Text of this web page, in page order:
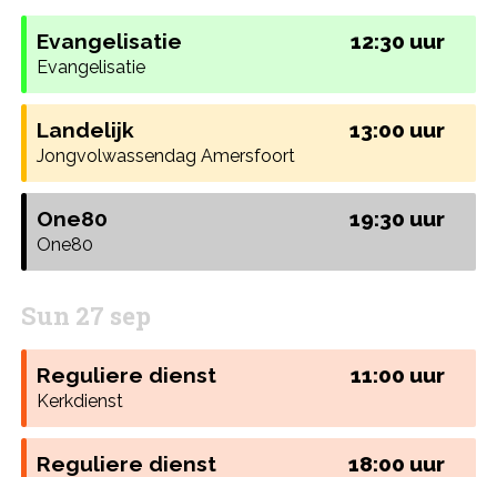
Evangelisatie 12:30 uur
Evangelisatie
Landelijk 13:00 uur
Jongvolwassendag Amersfoort
One80 19:30 uur
One80
Sun 27 sep
Reguliere dienst 11:00 uur
Kerkdienst
Reguliere dienst 18:00 uur